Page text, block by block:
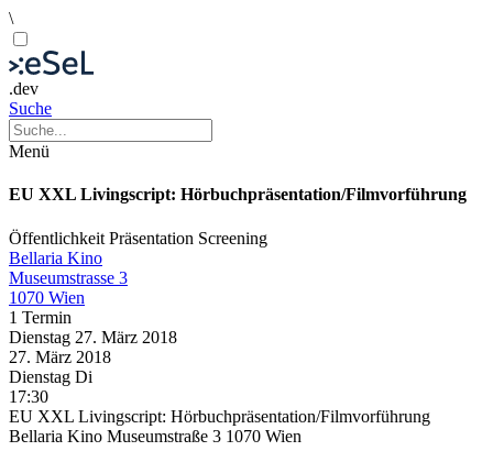
\
.dev
Suche
Menü
EU XXL Livingscript: Hörbuchpräsentation/Filmvorführung
Öffentlichkeit Präsentation Screening
Bellaria Kino
Museumstrasse 3
1070 Wien
1 Termin
Dienstag 27. März 2018
27. März 2018
Dienstag Di
17:30
EU XXL Livingscript: Hörbuchpräsentation/Filmvorführung
Bellaria Kino Museumstraße 3 1070 Wien